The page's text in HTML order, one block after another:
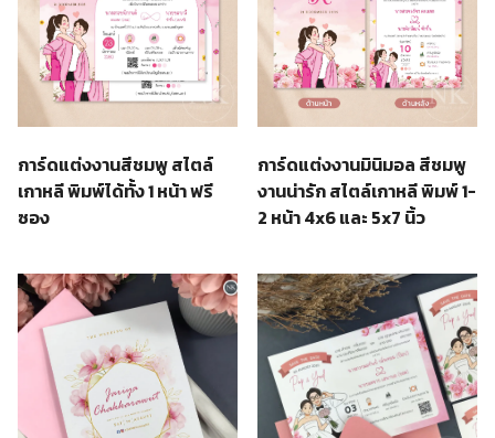
การ์ดแต่งงานสีชมพู สไตล์
เกาหลี พิมพ์ได้ทั้ง 1 หน้า ฟรี
ซอง
การ์ดแต่งงานมินิมอล สีชมพู
งานน่ารัก สไตล์เกาหลี พิมพ์ 1-
2 หน้า 4x6 และ 5x7 นิ้ว